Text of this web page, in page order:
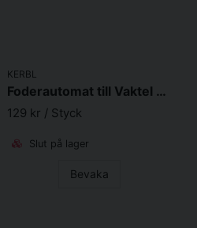
KERBL
Foderautomat till Vaktel Kyckling och Dvärghöns 1kg
129 kr / Styck
Slut på lager
Bevaka